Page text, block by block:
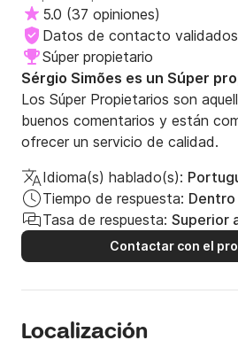
5.0 (37 opiniones)
Datos de contacto validados
Súper propietario
Sérgio Simões es un Súper
Los Súper Propietarios son
buenos comentarios y están
ofrecer un servicio de calidad.
Idioma(s) hablado(s):
Tiempo de respuesta: Dentro
Tasa de respuesta: Superior
Contactar con el
Localización